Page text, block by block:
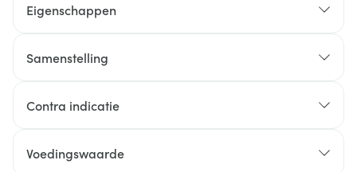
Eigenschappen
Samenstelling
Contra indicatie
Voedingswaarde